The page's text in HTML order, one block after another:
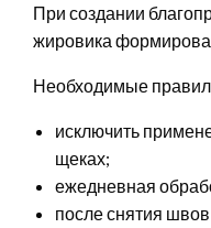
При создании
жировика
Необходимые
исключить
щеках;
ежедневная
после снятия